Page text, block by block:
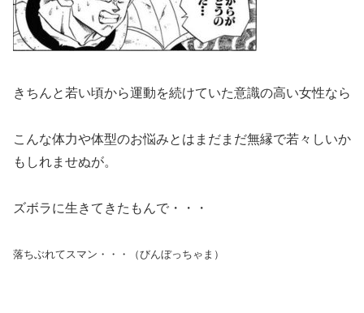
きちんと若い頃から運動を続けていた意識の高い女性なら
こんな体力や体型のお悩みとはまだまだ無縁で若々しいか
もしれませぬが。
ズボラに生きてきたもんで・・・
落ちぶれてスマン・・・（びんぼっちゃま）